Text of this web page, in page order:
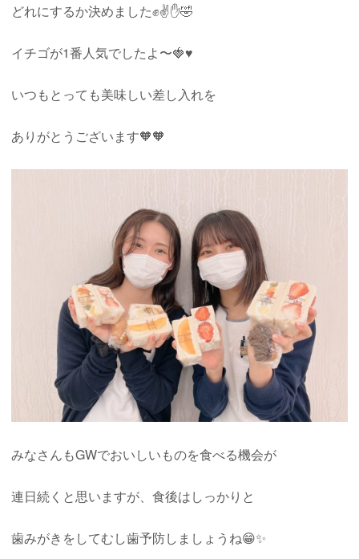
どれにするか決めました✊✌️✋🤣
イチゴが1番人気でしたよ〜🍓♥️
いつもとっても美味しい差し入れを
ありがとうございます🧡🧡
みなさんもGWでおいしいものを食べる機会が
連日続くと思いますが、食後はしっかりと
歯みがきをしてむし歯予防しましょうね😁✨